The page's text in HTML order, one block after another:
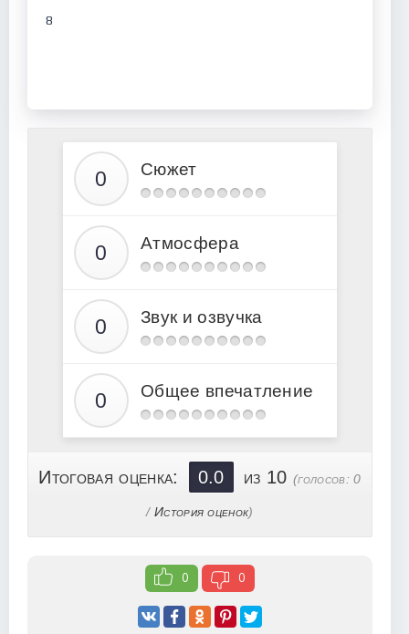
8
Сюжет
Атмосфера
Звук и озвучка
Общее впечатление
Итоговая оценка: 0.0 из 10(голосов:0
/ История оценок)
0 0